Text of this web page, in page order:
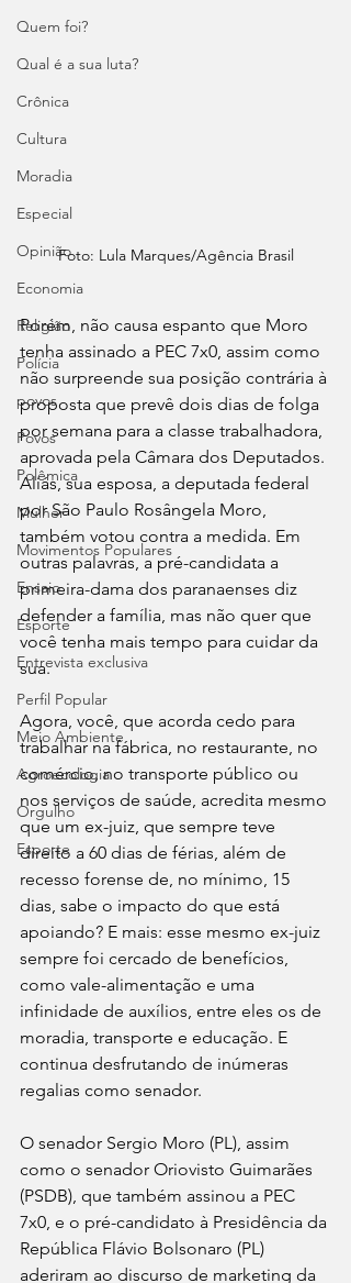
Quem foi?
Qual é a sua luta?
Crônica
Cultura
Moradia
Especial
Opinião
Economia
Religião
Polícia
povos
Povos
Polêmica
Mulher
Movimentos Populares
Ensaio
Esporte
Entrevista exclusiva
Perfil Popular
Meio Ambiente
Agroecologia
Orgulho
Esporte
Foto: Lula Marques/Agência Brasil
Porém, não causa espanto que Moro
tenha assinado a PEC 7x0, assim como
não surpreende sua posição contrária à
proposta que prevê dois dias de folga
por semana para a classe trabalhadora,
aprovada pela Câmara dos Deputados.
Aliás, sua esposa, a deputada federal
por São Paulo Rosângela Moro,
também votou contra a medida. Em
outras palavras, a pré-candidata a
primeira-dama dos paranaenses diz
defender a família, mas não quer que
você tenha mais tempo para cuidar da
sua.
Agora, você, que acorda cedo para
trabalhar na fábrica, no restaurante, no
comércio, no transporte público ou
nos serviços de saúde, acredita mesmo
que um ex-juiz, que sempre teve
direito a 60 dias de férias, além de
recesso forense de, no mínimo, 15
dias, sabe o impacto do que está
apoiando? E mais: esse mesmo ex-juiz
sempre foi cercado de benefícios,
como vale-alimentação e uma
infinidade de auxílios, entre eles os de
moradia, transporte e educação. E
continua desfrutando de inúmeras
regalias como senador.
O senador Sergio Moro (PL), assim
como o senador Oriovisto Guimarães
(PSDB), que também assinou a PEC
7x0, e o pré-candidato à Presidência da
República Flávio Bolsonaro (PL)
aderiram ao discurso de marketing da